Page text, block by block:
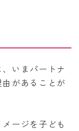
いまパートナ
があることが
ージを子ども